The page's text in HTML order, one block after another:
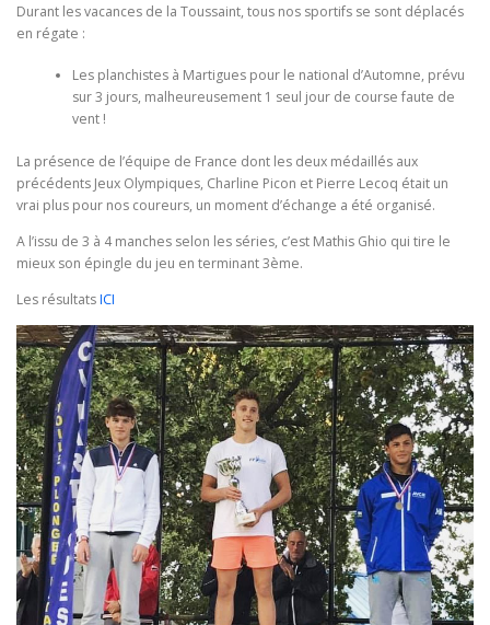
REGATES
PLANNING DES COURS REVUES DE PRESSE
Durant les vacances de la Toussaint, tous nos sportifs se sont déplacés
en régate :
Les planchistes à Martigues pour le national d’Automne, prévu
sur 3 jours, malheureusement 1 seul jour de course faute de
vent !
La présence de l’équipe de France dont les deux médaillés aux
précédents Jeux Olympiques, Charline Picon et Pierre Lecoq était un
vrai plus pour nos coureurs, un moment d’échange a été organisé.
A l’issu de 3 à 4 manches selon les séries, c’est Mathis Ghio qui tire le
mieux son épingle du jeu en terminant 3ème.
Les résultatsICI